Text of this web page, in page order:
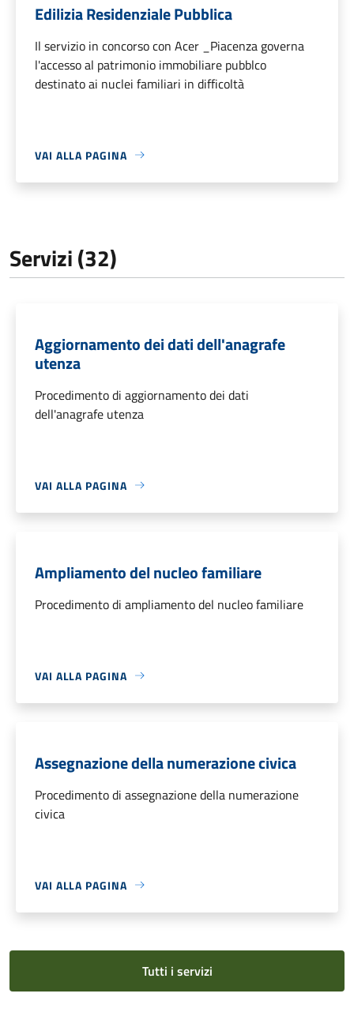
Edilizia Residenziale Pubblica
Il servizio in concorso con Acer _Piacenza governa
l'accesso al patrimonio immobiliare pubblco
destinato ai nuclei familiari in difficoltà
VAI ALLA PAGINA
Servizi (32)
Aggiornamento dei dati dell'anagrafe
utenza
Procedimento di aggiornamento dei dati
dell'anagrafe utenza
VAI ALLA PAGINA
Ampliamento del nucleo familiare
Procedimento di ampliamento del nucleo familiare
VAI ALLA PAGINA
Assegnazione della numerazione civica
Procedimento di assegnazione della numerazione
civica
VAI ALLA PAGINA
Tutti i servizi